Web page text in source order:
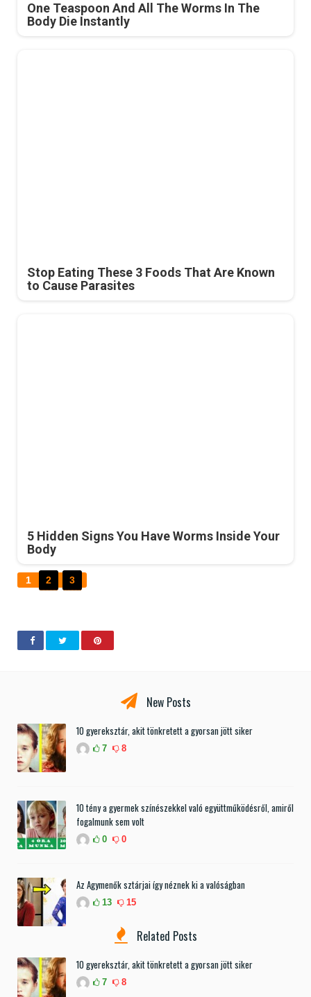
One Teaspoon And All The Worms In The
Body Die Instantly
Stop Eating These 3 Foods That Are Known
to Cause Parasites
5 Hidden Signs You Have Worms Inside Your
Body
1 2 3
New Posts
10 gyereksztár, akit tönkretett a gyorsan jött siker
7 8
10 tény a gyermek színészekkel való együttműködésről, amiről
fogalmunk sem volt
0 0
Az Agymenők sztárjai így néznek ki a valóságban
13 15
Related Posts
10 gyereksztár, akit tönkretett a gyorsan jött siker
7 8